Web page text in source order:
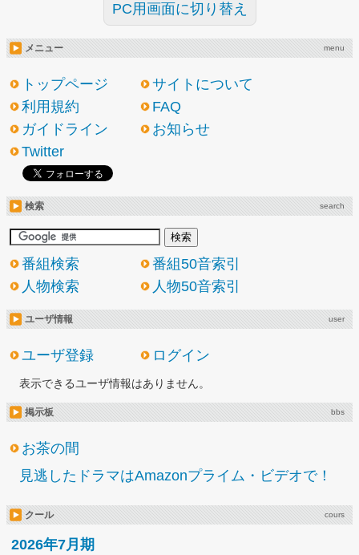
PC用画面に切り替え
メニュー menu
トップページ
サイトについて
利用規約
FAQ
ガイドライン
お知らせ
Twitter
検索 search
番組検索
番組50音索引
人物検索
人物50音索引
ユーザ情報 user
ユーザ登録 ログイン
表示できるユーザ情報はありません。
掲示板 bbs
お茶の間
見逃したドラマはAmazonプライム・ビデオで！
クール cours
2026年7月期